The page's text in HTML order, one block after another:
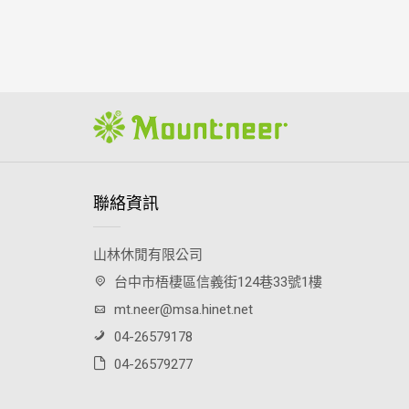
聯絡資訊
山林休閒有限公司
台中市梧棲區信義街124巷33號1樓
mt.neer@msa.hinet.net
04-26579178
04-26579277